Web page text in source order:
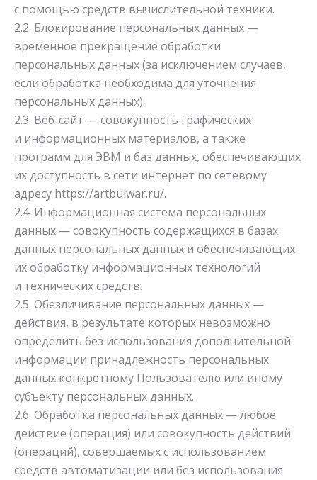
с помощью средств вычислительной техники.
2.2. Блокирование персональных данных —
временное прекращение обработки
персональных данных (за исключением случаев,
если обработка необходима для уточнения
персональных данных).
2.3. Веб-сайт — совокупность графических
и информационных материалов, а также
программ для ЭВМ и баз данных, обеспечивающих
их доступность в сети интернет по сетевому
адресу https://artbulwar.ru/.
2.4. Информационная система персональных
данных — совокупность содержащихся в базах
данных персональных данных и обеспечивающих
их обработку информационных технологий
и технических средств.
2.5. Обезличивание персональных данных —
действия, в результате которых невозможно
определить без использования дополнительной
информации принадлежность персональных
данных конкретному Пользователю или иному
субъекту персональных данных.
2.6. Обработка персональных данных — любое
действие (операция) или совокупность действий
(операций), совершаемых с использованием
средств автоматизации или без использования